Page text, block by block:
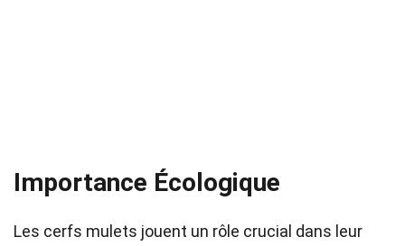
Importance Écologique
Les cerfs mulets jouent un rôle crucial dans leur